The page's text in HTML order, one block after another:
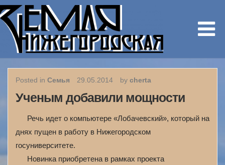
Posted in Семья 29.05.2014 by cherta
Ученым добавили мощности
Речь идет о компьютере «Лобачевский», который на
днях пущен в работу в Нижегородском
госуниверситете.
Новинка приобретена в рамках проекта